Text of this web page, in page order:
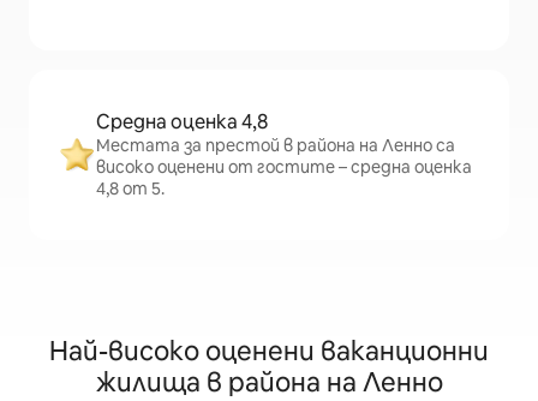
Средна оценка 4,8
Местата за престой в района на Ленно са
високо оценени от гостите – средна оценка
4,8 от 5.
Най-високо оценени ваканционни
жилища в района на Ленно